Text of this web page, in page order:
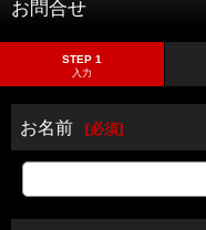
お問合せ
STEP 1
入力
お名前 [必須]